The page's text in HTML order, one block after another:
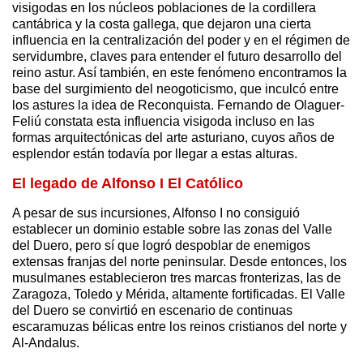
visigodas en los núcleos poblaciones de la cordillera
cantábrica y la costa gallega, que dejaron una cierta
influencia en la centralización del poder y en el régimen de
servidumbre, claves para entender el futuro desarrollo del
reino astur. Así también, en este fenómeno encontramos la
base del surgimiento del neogoticismo, que inculcó entre
los astures la idea de Reconquista. Fernando de Olaguer-
Feliú constata esta influencia visigoda incluso en las
formas arquitectónicas del arte asturiano, cuyos años de
esplendor están todavía por llegar a estas alturas.
El legado de Alfonso I El Católico
A pesar de sus incursiones, Alfonso I no consiguió
establecer un dominio estable sobre las zonas del Valle
del Duero, pero sí que logró despoblar de enemigos
extensas franjas del norte peninsular. Desde entonces, los
musulmanes establecieron tres marcas fronterizas, las de
Zaragoza, Toledo y Mérida, altamente fortificadas. El Valle
del Duero se convirtió en escenario de continuas
escaramuzas bélicas entre los reinos cristianos del norte y
Al-Andalus.